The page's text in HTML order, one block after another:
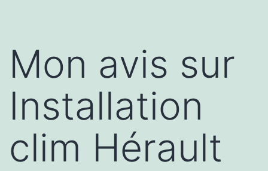
Mon avis sur
Installation
clim Hérault